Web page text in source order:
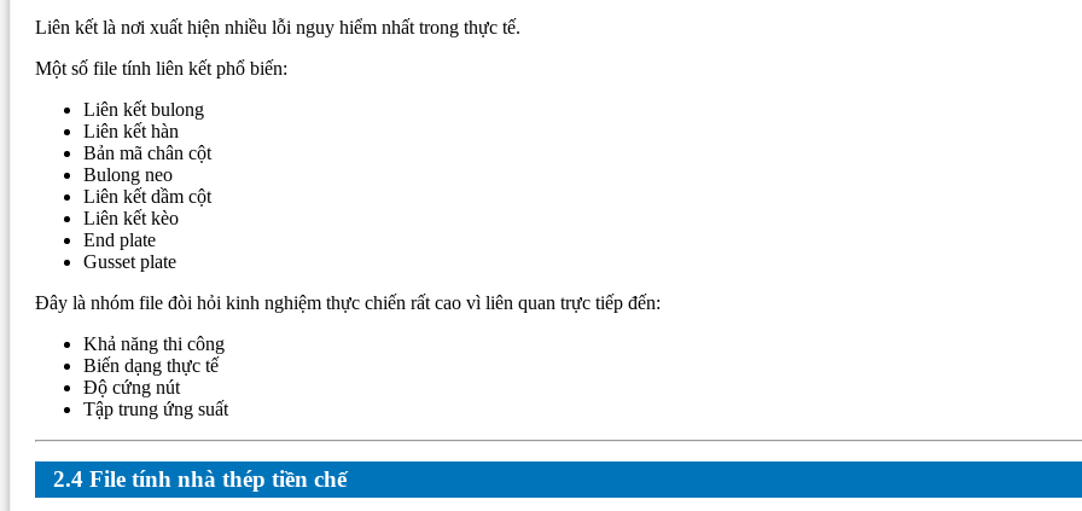
Liên kết là nơi xuất hiện nhiều lỗi nguy hiểm nhất trong thực tế.
Một số file tính liên kết phổ biến:
Liên kết bulong
Liên kết hàn
Bản mã chân cột
Bulong neo
Liên kết dầm cột
Liên kết kèo
End plate
Gusset plate
Đây là nhóm file đòi hỏi kinh nghiệm thực chiến rất cao vì liên quan trực tiếp đến:
Khả năng thi công
Biến dạng thực tế
Độ cứng nút
Tập trung ứng suất
2.4 File tính nhà thép tiền chế